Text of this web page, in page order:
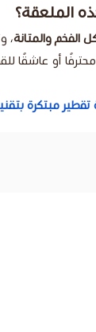
الملعقة؟
الفخم والمتانة،
أو عاشقًا
تقطير مبتكرة